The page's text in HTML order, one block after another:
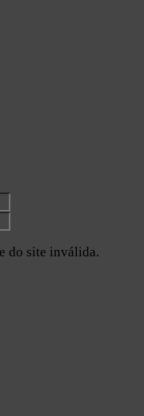
do site inválida.